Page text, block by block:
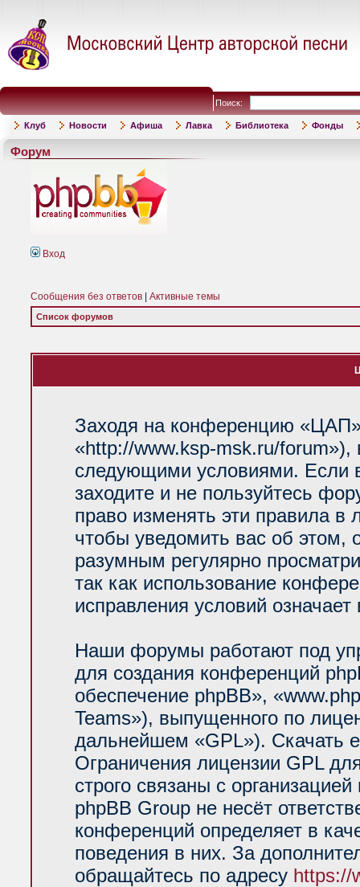
Поиск:
Клуб Новости Афиша Лавка Библиотека Фонды
Форум
Вход
Сообщения без ответов Активные темы
Список форумов
Заходя на конференцию
«http://www.ksp-msk.ru/forum»),
следующими условиями. Если
заходите и не пользуйтесь
право изменять эти правила
чтобы уведомить вас об
разумным регулярно
так как использование
исправления условий
Наши форумы работают под
для создания конференций
обеспечение phpBB»,
Teams»), выпущенного по
дальнейшем «GPL»). Скачать
Ограничения лицензии GPL
строго связаны с
phpBB Group не несёт
конференций определяет в
поведения в них. За
обращайтесь по адресу https://